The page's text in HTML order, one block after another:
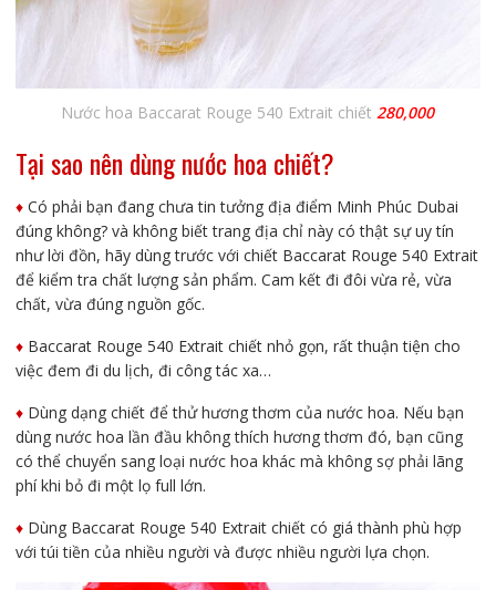
Nước hoa Baccarat Rouge 540 Extrait chiết 280,000
Tại sao nên dùngnước hoa chiết?
♦️ Có phải bạn đang chưa tin tưởng địa điểm Minh Phúc Dubai
đúng không? và không biết trang địa chỉ này có thật sự uy tín
như lời đồn, hãy dùng trước với chiết Baccarat Rouge 540 Extrait
để kiểm tra chất lượng sản phẩm. Cam kết đi đôi vừa rẻ, vừa
chất, vừa đúng nguồn gốc.
♦️Baccarat Rouge 540 Extrait chiết nhỏ gọn, rất thuận tiện cho
việc đem đi du lịch, đi công tác xa…
♦️ Dùng dạng chiết để thử hương thơm của nước hoa. Nếu bạn
dùng nước hoa lần đầu không thích hương thơm đó, bạn cũng
có thể chuyển sang loại nước hoa khác mà không sợ phải lãng
phí khi bỏ đi một lọ full lớn.
♦️ Dùng Baccarat Rouge 540 Extrait chiết có giá thành phù hợp
với túi tiền của nhiều người và được nhiều người lựa chọn.